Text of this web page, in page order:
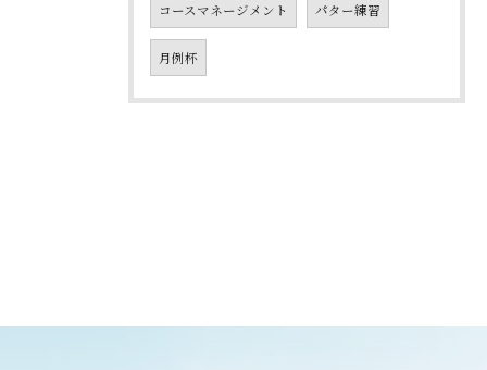
コースマネージメント パター練習
月例杯